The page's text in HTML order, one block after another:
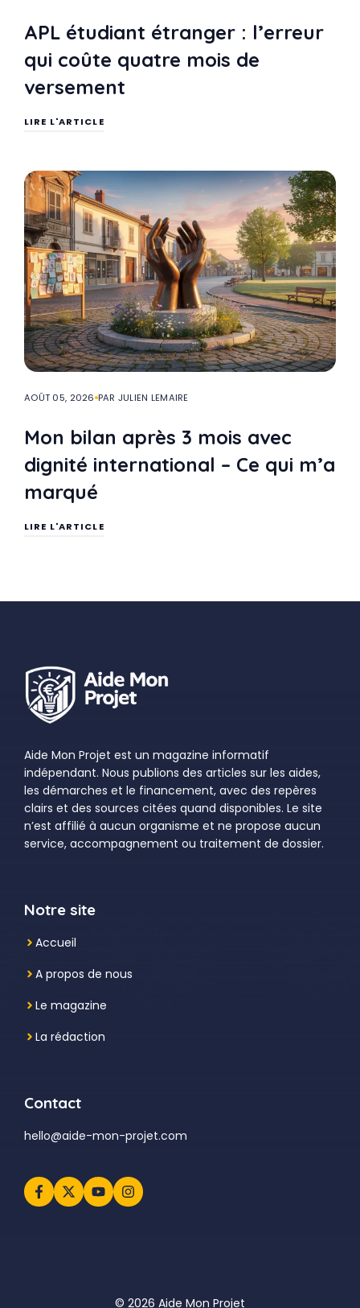
APL étudiant étranger : l’erreur
qui coûte quatre mois de
versement
LIRE L'ARTICLE
AOÛT 05, 2026 PAR JULIEN LEMAIRE
Mon bilan après 3 mois avec
dignité international – Ce qui m’a
marqué
LIRE L'ARTICLE
Aide Mon Projet est un magazine informatif
indépendant. Nous publions des articles sur les aides,
les démarches et le financement, avec des repères
clairs et des sources citées quand disponibles. Le site
n’est affilié à aucun organisme et ne propose aucun
service, accompagnement ou traitement de dossier.
Notre site
Accueil
A propos de nous
Le magazine
La rédaction
Contact
hello@aide-mon-projet.com
© 2026 Aide Mon Projet